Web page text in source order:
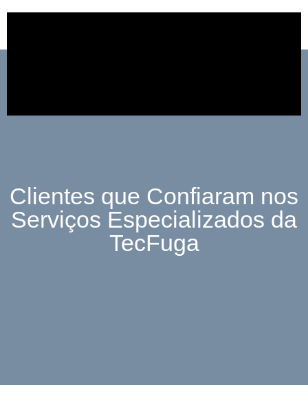
Clientes que Confiaram nos
Serviços Especializados da
TecFuga